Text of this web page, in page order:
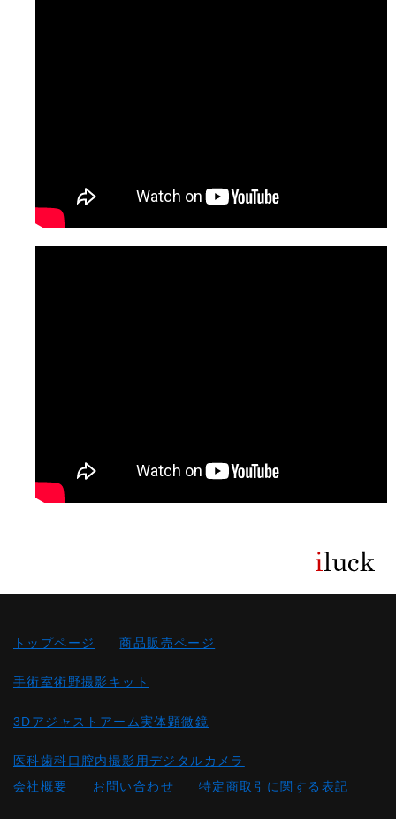
トップページ 商品販売ページ
手術室術野撮影キット
3Dアジャストアーム実体顕微鏡
医科歯科口腔内撮影用デジタルカメラ
会社概要
お問い合わせ 特定商取引に関する表記